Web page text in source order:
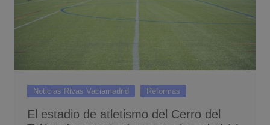
Noticias Rivas Vaciamadrid Reformas
El estadio de atletismo del Cerro del